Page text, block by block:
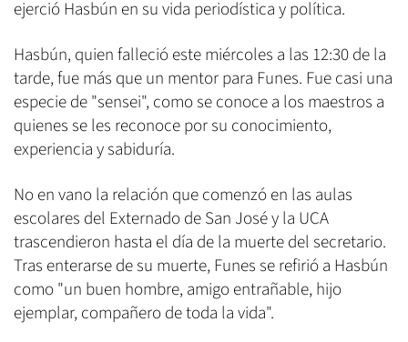
ejerció Hasbún en su vida periodística y política.
Hasbún, quien falleció este miércoles a las 12:30 de la
tarde, fue más que un mentor para Funes. Fue casi una
especie de "sensei", como se conoce a los maestros a
quienes se les reconoce por su conocimiento,
experiencia y sabiduría.
No en vano la relación que comenzó en las aulas
escolares del Externado de San José y la UCA
trascendieron hasta el día de la muerte del secretario.
Tras enterarse de su muerte, Funes se refirió a Hasbún
como "un buen hombre, amigo entrañable, hijo
ejemplar, compañero de toda la vida".